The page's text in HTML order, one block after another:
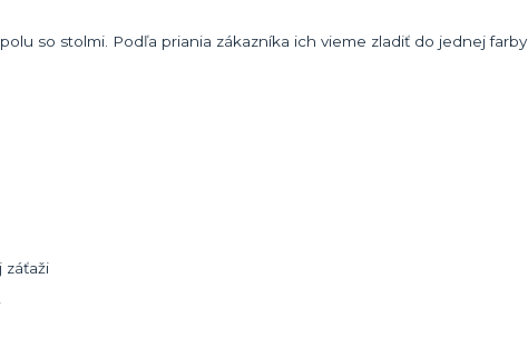
so stolmi. Podľa priania zákazníka ich vieme zladiť do jednej farby
záťaži